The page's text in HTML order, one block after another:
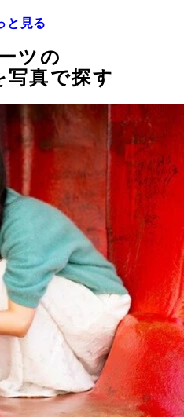
と見る
ツの
写真で探す